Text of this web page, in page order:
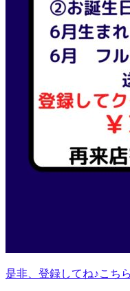
是非、登録してね♪こち